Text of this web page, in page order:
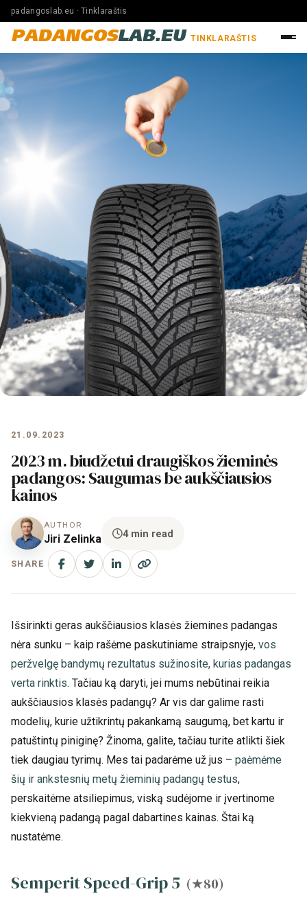
padangoslab.eu · Tinklaraštis
PADANGOSLAB.EU TINKLARAŠTIS
21.09.2023
2023 m. biudžetui draugiškos žieminės
padangos: Saugumas be aukščiausios
kainos
AUTHOR
Jiri Zelinka 4 min read
SHARE
Išsirinkti geras aukščiausios klasės žiemines padangas
nėra sunku – kaip rašėme paskutiniame straipsnyje, vos
peržvelgę bandymų rezultatus sužinosite, kurias padangas
verta rinktis. Tačiau ką daryti, jei mums nebūtinai reikia
aukščiausios klasės padangų? Ar vis dar galime rasti
modelių, kurie užtikrintų pakankamą saugumą, bet kartu ir
patuštintų piniginę? Žinoma, galite, tačiau turite atlikti šiek
tiek daugiau tyrimų. Mes tai padarėme už jus – paėmėme
šių ir ankstesnių metų žieminių padangų testus,
perskaitėme atsiliepimus, viską sudėjome ir įvertinome
kiekvieną padangą pagal dabartines kainas. Štai ką
nustatėme.
Semperit Speed-Grip 5 (★80)